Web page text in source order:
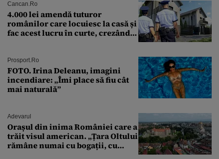
Cancan.ro
4.000 lei amendă tuturor
românilor care locuiesc la casă și
fac acest lucru în curte, crezând
Prosport.ro
FOTO. Irina Deleanu, imagini
incendiare: „Îmi place să fiu cât
mai naturală”
Adevarul
Orașul din inima României care a
trăit visul american. „Țara Oltului
rămâne numai cu bogații, cu